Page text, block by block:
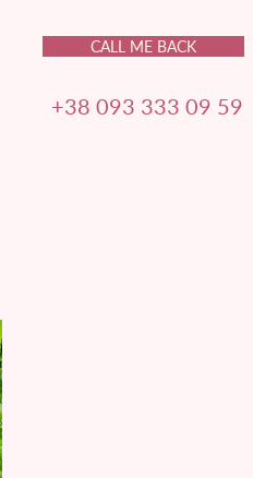
CALL ME BACK
+38 093 333 09 59